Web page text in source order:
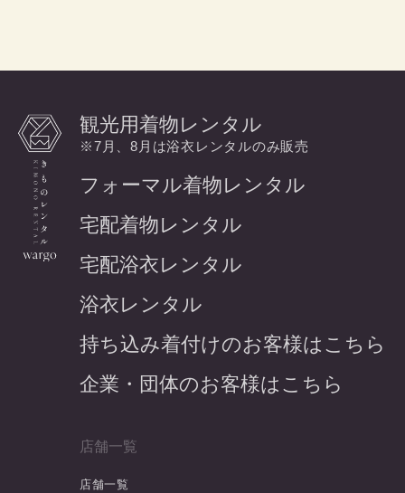
観光用着物レンタル
※7月、8月は浴衣レンタルのみ販売
フォーマル着物レンタル
宅配着物レンタル
宅配浴衣レンタル
浴衣レンタル
持ち込み着付けのお客様はこちら
企業・団体のお客様はこちら
店舗一覧
店舗一覧